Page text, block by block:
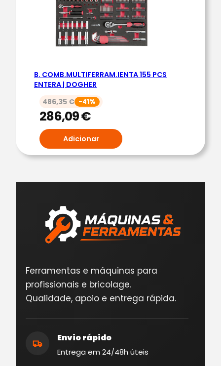
B. COMB.MULTIFERRAM.IENTA 155 PCS
ENTERA | DOGHER
486,35€ -41%
286,09€
Adicionar
Ferramentas e máquinas para
profissionais e bricolage.
Qualidade, apoio e entrega rápida.
Envio rápido
Entrega em 24/48h úteis